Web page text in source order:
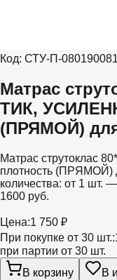
Код: СТУ-П-
Матрас
ТИК,
(ПРЯМОЙ)
Матрас струтоклас
плотность (ПРЯМОЙ)
количества: от 1 шт.
1600 руб.
Цена:1 750 ₽
При покупке от 30 шт.:
при партии от 30 шт.
В корзину
В